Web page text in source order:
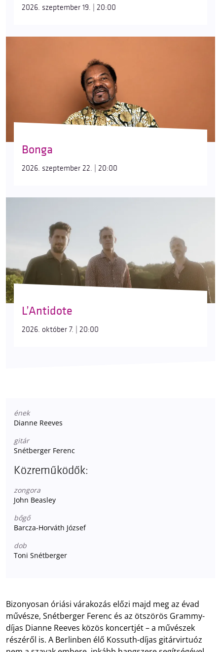
2026. szeptember 19. | 20:00
Bonga
2026. szeptember 22. | 20:00
L’Antidote
2026. október 7. | 20:00
ének
Dianne Reeves
gitár
Snétberger Ferenc
Közreműködők:
zongora
John Beasley
bőgő
Barcza-Horváth József
dob
Toni Snétberger
Bizonyosan óriási várakozás előzi majd meg az évad
művésze, Snétberger Ferenc és az ötszörös Grammy-
díjas Dianne Reeves közös koncertjét – a művészek
részéről is. A Berlinben élő Kossuth-díjas gitárvirtuóz